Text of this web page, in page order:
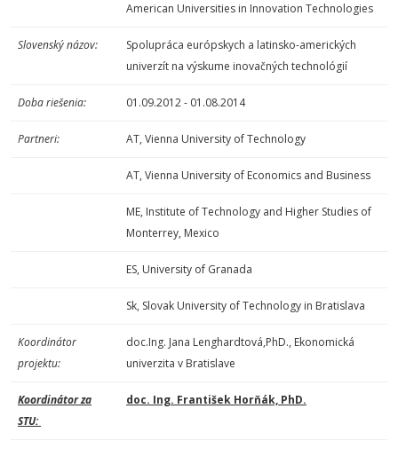
American Universities in Innovation Technologies
Slovenský názov:
Spolupráca európskych a latinsko-amerických
univerzít na výskume inovačných technológií
Doba riešenia: 01.09.2012 - 01.08.2014
Partneri: AT, Vienna University of Technology
AT, Vienna University of Economics and Business
ME, Institute of Technology and Higher Studies of
Monterrey, Mexico
ES, University of Granada
Sk, Slovak University of Technology in Bratislava
Koordinátor
projektu:
doc.Ing. Jana Lenghardtová,PhD., Ekonomická
univerzita v Bratislave
Koordinátor za
STU:
doc. Ing. František Horňák, PhD.